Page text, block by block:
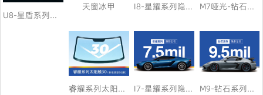
U8-星盾系列隐形车衣7.5
天窗冰甲 I8-星耀系列隐形车衣8.5 M7哑光-钻石系列车衣哑光
睿耀系列太阳膜（非吸热型5G膜）30 I7-星耀系列隐形车衣7.5 顺兴专属 M9-钻石系列车衣9.5